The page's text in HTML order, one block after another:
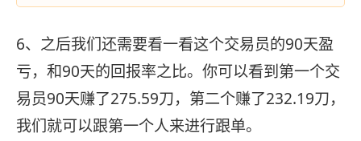
6、之后我们还需要看一看这个交易员的90天盈
亏，和90天的回报率之比。你可以看到第一个交
易员90天赚了275.59刀，第二个赚了232.19刀，
我们就可以跟第一个人来进行跟单。